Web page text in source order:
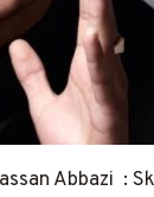
Abbazi :